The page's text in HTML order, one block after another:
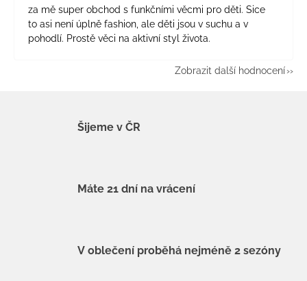
za mě super obchod s funkčními věcmi pro děti. Sice
to asi není úplně fashion, ale děti jsou v suchu a v
pohodlí. Prostě věci na aktivní styl života.
Zobrazit další hodnocení
Šijeme v ČR
Máte 21 dní na vrácení
V oblečení proběhá nejméně 2 sezóny